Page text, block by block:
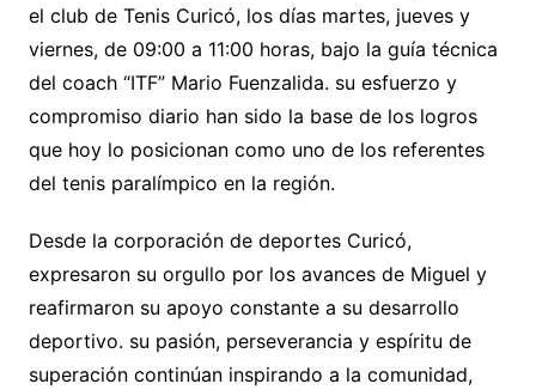
el club de Tenis Curicó, los días martes, jueves y
viernes, de 09:00 a 11:00 horas, bajo la guía técnica
del coach “ITF” Mario Fuenzalida. su esfuerzo y
compromiso diario han sido la base de los logros
que hoy lo posicionan como uno de los referentes
del tenis paralímpico en la región.
Desde la corporación de deportes Curicó,
expresaron su orgullo por los avances de Miguel y
reafirmaron su apoyo constante a su desarrollo
deportivo. su pasión, perseverancia y espíritu de
superación continúan inspirando a la comunidad,